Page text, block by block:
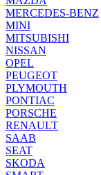
MERCEDES-BENZ
MINI
MITSUBISHI
NISSAN
OPEL
PEUGEOT
PLYMOUTH
PONTIAC
PORSCHE
RENAULT
SAAB
SEAT
SKODA